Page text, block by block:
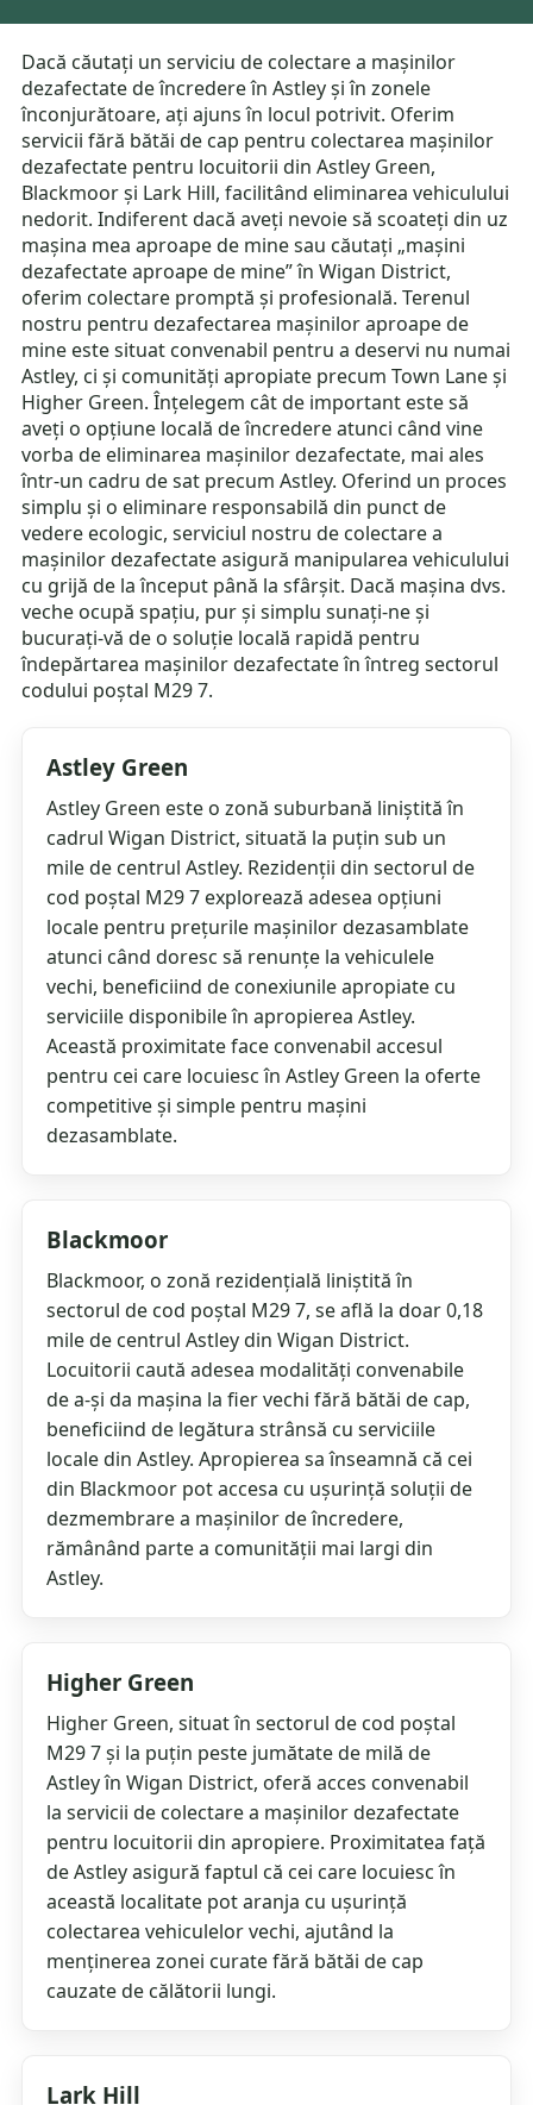
Dacă căutați un serviciu de colectare a mașinilor
dezafectate de încredere în Astley și în zonele
înconjurătoare, ați ajuns în locul potrivit. Oferim
servicii fără bătăi de cap pentru colectarea mașinilor
dezafectate pentru locuitorii din Astley Green,
Blackmoor și Lark Hill, facilitând eliminarea vehiculului
nedorit. Indiferent dacă aveți nevoie să scoateți din uz
mașina mea aproape de mine sau căutați „mașini
dezafectate aproape de mine” în Wigan District,
oferim colectare promptă și profesională. Terenul
nostru pentru dezafectarea mașinilor aproape de
mine este situat convenabil pentru a deservi nu numai
Astley, ci și comunități apropiate precum Town Lane și
Higher Green. Înțelegem cât de important este să
aveți o opțiune locală de încredere atunci când vine
vorba de eliminarea mașinilor dezafectate, mai ales
într-un cadru de sat precum Astley. Oferind un proces
simplu și o eliminare responsabilă din punct de
vedere ecologic, serviciul nostru de colectare a
mașinilor dezafectate asigură manipularea vehiculului
cu grijă de la început până la sfârșit. Dacă mașina dvs.
veche ocupă spațiu, pur și simplu sunați-ne și
bucurați-vă de o soluție locală rapidă pentru
îndepărtarea mașinilor dezafectate în întreg sectorul
codului poștal M29 7.
Astley Green
Astley Green este o zonă suburbană liniștită în
cadrul Wigan District, situată la puțin sub un
mile de centrul Astley. Rezidenții din sectorul de
cod poștal M29 7 explorează adesea opțiuni
locale pentru prețurile mașinilor dezasamblate
atunci când doresc să renunțe la vehiculele
vechi, beneficiind de conexiunile apropiate cu
serviciile disponibile în apropierea Astley.
Această proximitate face convenabil accesul
pentru cei care locuiesc în Astley Green la oferte
competitive și simple pentru mașini
dezasamblate.
Blackmoor
Blackmoor, o zonă rezidențială liniștită în
sectorul de cod poștal M29 7, se află la doar 0,18
mile de centrul Astley din Wigan District.
Locuitorii caută adesea modalități convenabile
de a-și da mașina la fier vechi fără bătăi de cap,
beneficiind de legătura strânsă cu serviciile
locale din Astley. Apropierea sa înseamnă că cei
din Blackmoor pot accesa cu ușurință soluții de
dezmembrare a mașinilor de încredere,
rămânând parte a comunității mai largi din
Astley.
Higher Green
Higher Green, situat în sectorul de cod poștal
M29 7 și la puțin peste jumătate de milă de
Astley în Wigan District, oferă acces convenabil
la servicii de colectare a mașinilor dezafectate
pentru locuitorii din apropiere. Proximitatea față
de Astley asigură faptul că cei care locuiesc în
această localitate pot aranja cu ușurință
colectarea vehiculelor vechi, ajutând la
menținerea zonei curate fără bătăi de cap
cauzate de călătorii lungi.
Lark Hill